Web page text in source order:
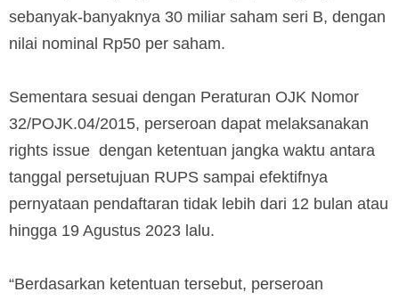
sebanyak-banyaknya 30 miliar saham seri B, dengan
nilai nominal Rp50 per saham.
Sementara sesuai dengan Peraturan OJK Nomor
32/POJK.04/2015, perseroan dapat melaksanakan
rights issue dengan ketentuan jangka waktu antara
tanggal persetujuan RUPS sampai efektifnya
pernyataan pendaftaran tidak lebih dari 12 bulan atau
hingga 19 Agustus 2023 lalu.
“Berdasarkan ketentuan tersebut, perseroan